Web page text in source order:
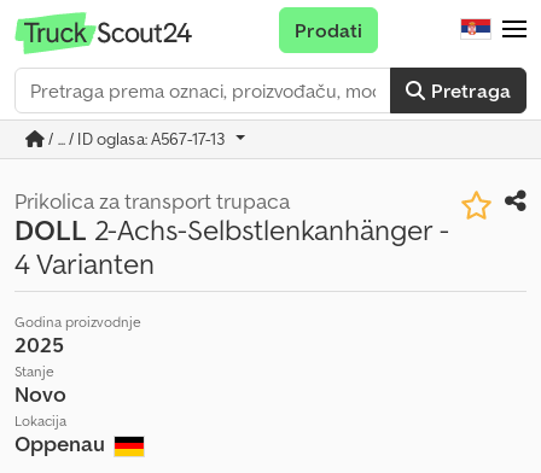
Pretraga
Prodati
/ ... / ID oglasa: A567-17-13
Prikolica za transport trupaca
DOLL 2-Achs-Selbstlenkanhänger -
4 Varianten
Godina proizvodnje
2025
Stanje
Novo
Lokacija
Oppenau